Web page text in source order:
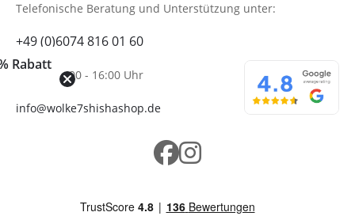
Rabatt
Telefonische Beratung und Unterstützung unter:
+49 (0)6074 816 01 60
Mo-Fr. 10:00 - 16:00 Uhr
info@wolke7shishashop.de